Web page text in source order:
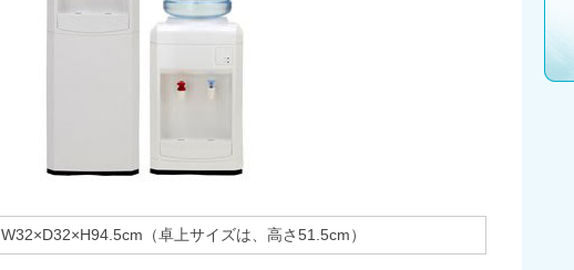
W32×D32×H94.5cm（卓上サイズは、高さ51.5cm）